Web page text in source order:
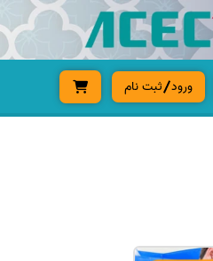
ورود ثبت نام